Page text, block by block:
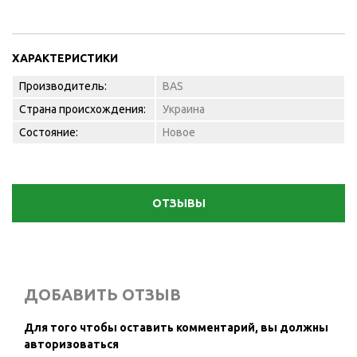
ХАРАКТЕРИСТИКИ
Производитель:
BAS
Страна происхождения:
Украина
Состояние:
Новое
ОТЗЫВЫ
ДОБАВИТЬ ОТЗЫВ
Для того чтобы оставить комментарий, вы должны
авторизоваться